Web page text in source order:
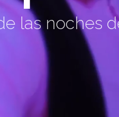
las noches